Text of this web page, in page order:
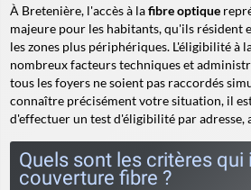
À Bretenière, l'accès à lafibre optique
majeure pour les habitants, qu'ils résident
les zones plus périphériques. L'éligibilité à
nombreux facteurs techniques et
tous les foyers ne soient pas raccordés
connaître précisément votre situation, il
d'effectuer un test d'éligibilité par adresse,
Quels sont les critères
couverture fibre ?